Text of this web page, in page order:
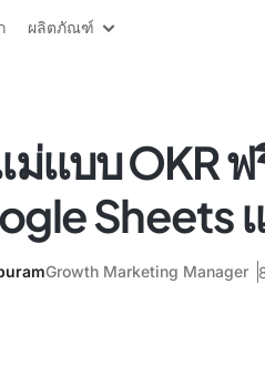
ผลิตภัณฑ์
ม่แบบ OKR
Sheets
Growth Marketing Manager